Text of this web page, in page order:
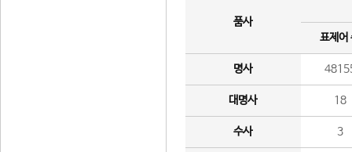
품사
표제어
명사
대명사 18
수사 3